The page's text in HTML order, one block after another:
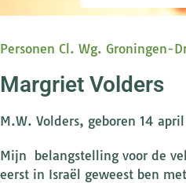
Personen Cl. Wg. Groningen-
Margriet Volders
M.W. Volders, geboren 14
Mijn belangstelling voor de
eerst in Israël geweest ben